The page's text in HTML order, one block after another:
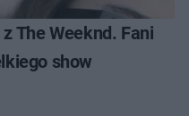
The Weeknd. Fani
show